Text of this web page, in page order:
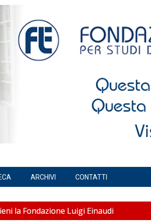
ARCHIVI CONTATTI
la Fondazione Luigi Einaudi